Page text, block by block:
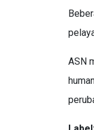
ASN